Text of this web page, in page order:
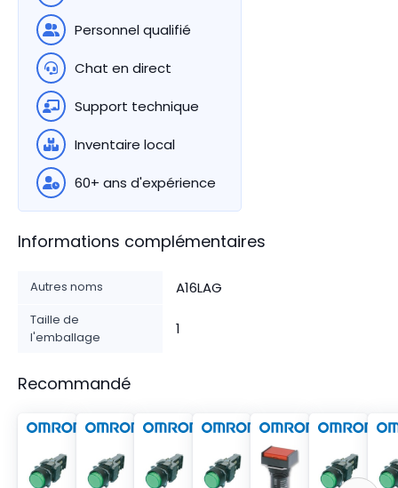
Personnel qualifié
Chat en direct
Support technique
Inventaire local
60+ ans d'expérience
Informations complémentaires
Autres noms A16LAG
Taille de
l'emballage
1
Recommandé